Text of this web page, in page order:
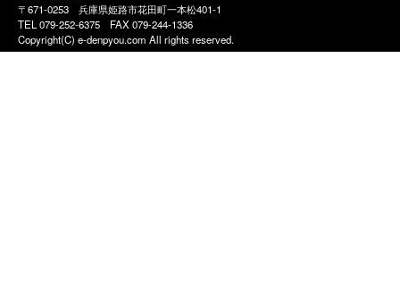
〒671-0253 兵庫県姫路市花田町一本松401-1
TEL 079-252-6375 FAX 079-244-1336
Copyright(C) e-denpyou.com All rights reserved.